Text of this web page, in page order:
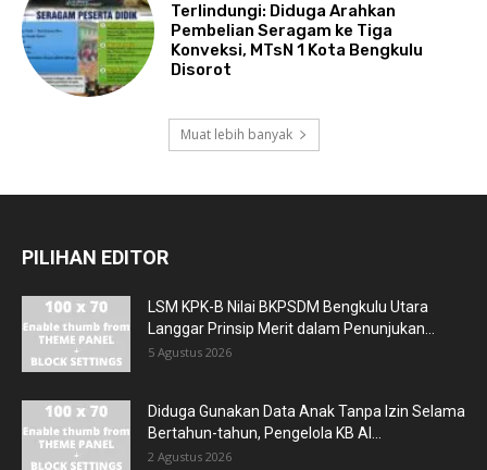
Terlindungi: Diduga Arahkan
Pembelian Seragam ke Tiga
Konveksi, MTsN 1 Kota Bengkulu
Disorot
Muat lebih banyak
PILIHAN EDITOR
LSM KPK-B Nilai BKPSDM Bengkulu Utara
Langgar Prinsip Merit dalam Penunjukan...
5 Agustus 2026
Diduga Gunakan Data Anak Tanpa Izin Selama
Bertahun-tahun, Pengelola KB Al...
2 Agustus 2026